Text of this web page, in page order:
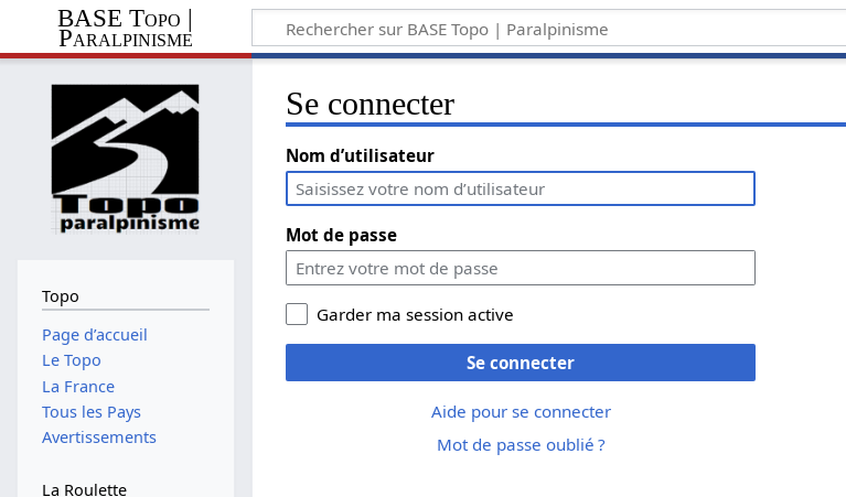
BASE Topo |
Paralpinisme
Se connecter
Nom d’utilisateur
Mot de passe
Garder ma session active
Se connecter
Aide pour se connecter
Mot de passe oublié ?
Topo
Page d’accueil
Le Topo
La France
Tous les Pays
Avertissements
La Roulette